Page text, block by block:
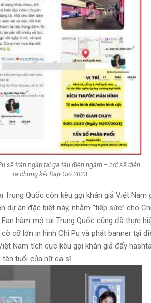
sẽ tràn ngập tại ga tàu điện ngầm – nơi sẽ diễn
ra chung kết Đạp Gió 2023
Quốc còn kêu gọi khán giả Việt Nam
dự án đặc biệt này, nhằm “tiếp sức” cho
hâm mộ tại Trung Quốc cũng đã thực
cỡ lớn in hình Chi Pu và phát banner tại
Nam tích cực kêu gọi khán giả đẩy
tuổi của nữ ca sĩ.